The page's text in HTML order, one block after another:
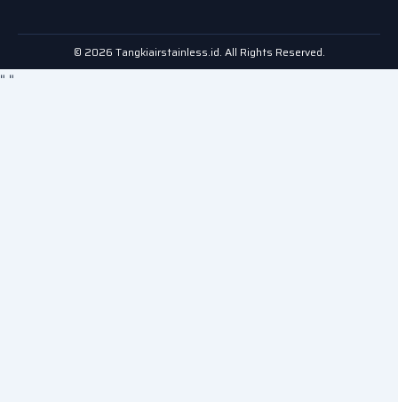
© 2026 Tangkiairstainless.id. All Rights Reserved.
" "